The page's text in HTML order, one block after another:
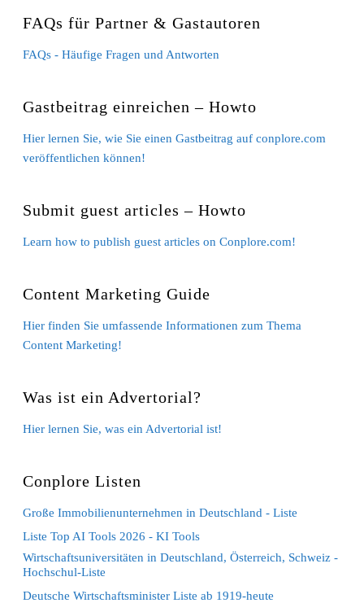
FAQs für Partner & Gastautoren
FAQs - Häufige Fragen und Antworten
Gastbeitrag einreichen – Howto
Hier lernen Sie, wie Sie einen Gastbeitrag auf conplore.com
veröffentlichen können!
Submit guest articles – Howto
Learn how to publish guest articles on Conplore.com!
Content Marketing Guide
Hier finden Sie umfassende Informationen zum Thema
Content Marketing!
Was ist ein Advertorial?
Hier lernen Sie, was ein Advertorial ist!
Conplore Listen
Große Immobilienunternehmen in Deutschland - Liste
Liste Top AI Tools 2026 - KI Tools
Wirtschaftsuniversitäten in Deutschland, Österreich, Schweiz -
Hochschul-Liste
Deutsche Wirtschaftsminister Liste ab 1919-heute